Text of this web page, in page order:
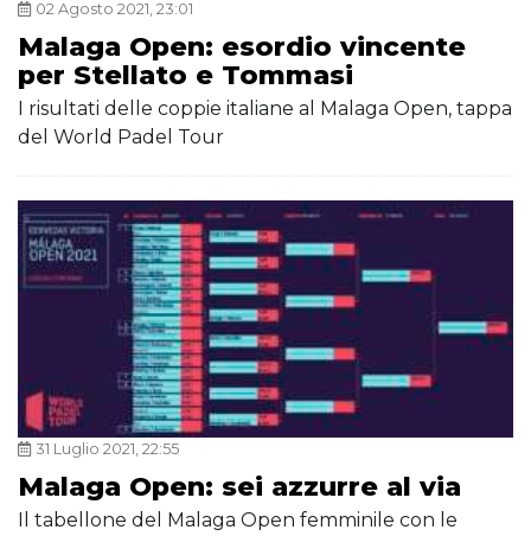
02 Agosto 2021, 23:01
Malaga Open: esordio vincente
per Stellato e Tommasi
I risultati delle coppie italiane al Malaga Open, tappa
del World Padel Tour
31 Luglio 2021, 22:55
Malaga Open: sei azzurre al via
Il tabellone del Malaga Open femminile con le